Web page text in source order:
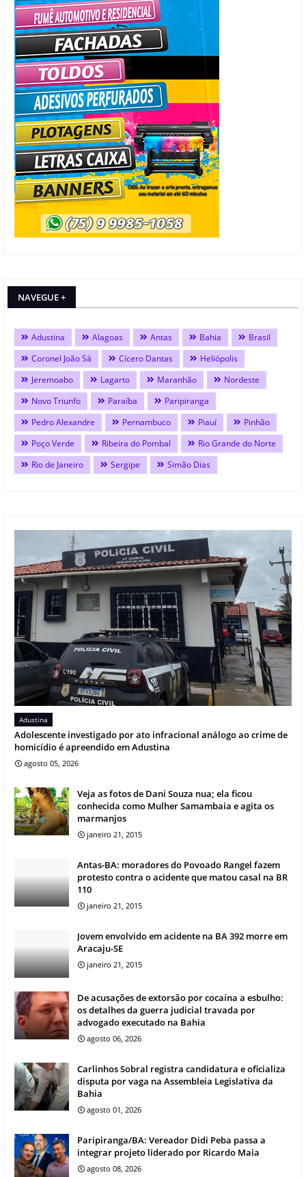
NAVEGUE +
Adustina Alagoas Antas Bahia
Brasil
Coronel João Sá
Cícero Dantas
Heliópolis
Jeremoabo
Lagarto Maranhão
Nordeste
Novo Triunfo
Paraíba
Paripiranga
Pedro Alexandre
Pernambuco Piauí
Pinhão
Poço Verde
Ribeira do Pombal
Rio Grande do Norte
Rio de Janeiro
Sergipe Simão Dias
Adustina
Adolescente investigado por ato infracional análogo ao crime de
homicídio é apreendido em Adustina
agosto 05, 2026
Veja as fotos de Dani Souza nua; ela ficou
conhecida como Mulher Samambaia e agita os
marmanjos
janeiro 21, 2015
Antas-BA: moradores do Povoado Rangel fazem
protesto contra o acidente que matou casal na BR
110
janeiro 21, 2015
Jovem envolvido em acidente na BA 392 morre em
Aracaju-SE
janeiro 21, 2015
De acusações de extorsão por cocaína a esbulho:
os detalhes da guerra judicial travada por
advogado executado na Bahia
agosto 06, 2026
Carlinhos Sobral registra candidatura e oficializa
disputa por vaga na Assembleia Legislativa da
Bahia
agosto 01, 2026
Paripiranga/BA: Vereador Didi Peba passa a
integrar projeto liderado por Ricardo Maia
agosto 08, 2026